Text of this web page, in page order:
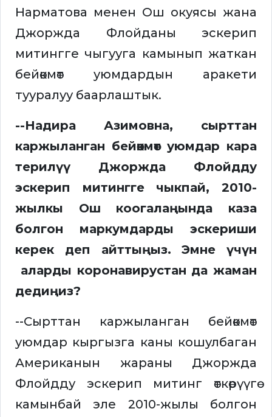
Нарматова менен Ош окуясы жана
Джоржда Флойданы эскерип
митингге чыгууга камынып жаткан
бейөкмөт уюмдардын аракети
тууралуу баарлаштык.
--Надира Азимовна, сырттан
каржыланган бейөкмөт уюмдар кара
терилүү Джоржда Флойдду
эскерип митингге чыкпай, 2010-
жылкы Ош коогалаңында каза
болгон маркумдарды эскериши
керек деп айттыңыз. Эмне үчүн
аларды коронавирустан да жаман
дедиңиз?
--Сырттан каржыланган бейөкмөт
уюмдар кыргызга каны кошулбаган
Американын жараны Джоржда
Флойдду эскерип митинг өткөрүүгө
камынбай эле 2010-жылы болгон